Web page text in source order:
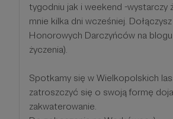
tygodniu jak i weekend -wystarczy
mnie kilka dni wcześniej.
Honorowych Darczyńców na
życzenia).
Spotkamy się w Wielkopolskich
zatroszczyć się o swoją formę
zakwaterowanie.